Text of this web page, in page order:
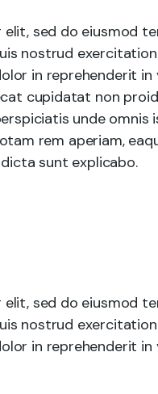
sed do eiusmod
nostrud
in reprehenderit
cupidatat non
unde omnis
rem aperiam,
sunt explicabo.
sed do eiusmod
nostrud
in reprehenderit